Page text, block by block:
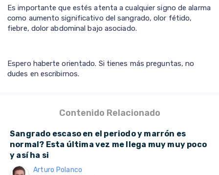
Es importante que estés atenta a cualquier signo de alarma
como aumento significativo del sangrado, olor fétido,
fiebre, dolor abdominal bajo asociado.
Espero haberte orientado. Si tienes más preguntas, no
dudes en escribirnos.
Contenido Relacionado
Sangrado escaso en el periodo y marrón es
normal? Esta última vez me llega muy muy poco
y así ha si
Arturo Polanco